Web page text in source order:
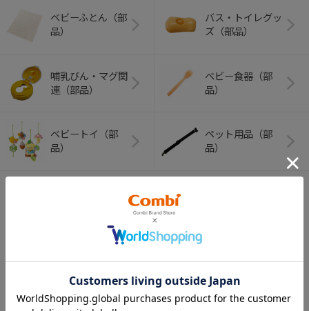
ベビーふとん（部
品）
バス・トイレグッ
ズ（部品）
哺乳びん・マグ関
連（部品）
ベビー食器（部
品）
ベビートイ（部
品）
ペット用品（部
品）
APP